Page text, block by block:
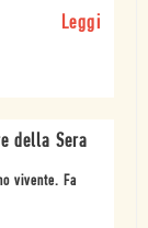
Leggi
della Sera
vivente. Fa